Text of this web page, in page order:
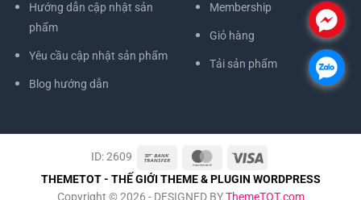
Hướng dẫn cập nhật sản
phẩm
Yêu cầu cập nhật sản phẩm
Blog hướng dẫn
Membership
Giỏ hàng
Tải sản phẩm
ID: 2609
THEMETOT - THẾ GIỚI THEME & PLUGIN WORDPRESS
Copyright © 2026 - DESIGNED BYThemeTOT.com
.
.